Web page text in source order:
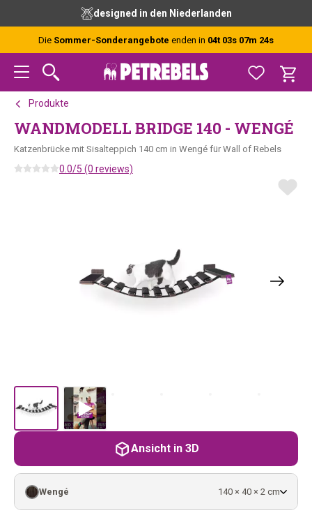
content
designed in den Niederlanden
Die Sommer-Sonderangebote enden in 04t 03s 07m 23s
Produkte
WANDMODELL BRIDGE 140 - WENGÉ
Katzenbrücke mit Sisalteppich 140 cm in Wengé für Wall of Rebels
0.0/5 (0 reviews)
Wengé 140 × 40 × 2 cm
Ansicht in 3D